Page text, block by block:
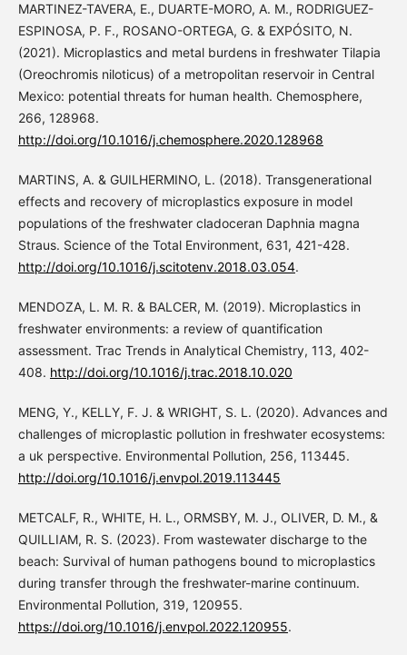
MARTINEZ-TAVERA, E., DUARTE-MORO, A. M., RODRIGUEZ-
ESPINOSA, P. F., ROSANO-ORTEGA, G. & EXPÓSITO, N.
(2021). Microplastics and metal burdens in freshwater Tilapia
(Oreochromis niloticus) of a metropolitan reservoir in Central
Mexico: potential threats for human health. Chemosphere,
266, 128968.
http://doi.org/10.1016/j.chemosphere.2020.128968
MARTINS, A. & GUILHERMINO, L. (2018). Transgenerational
effects and recovery of microplastics exposure in model
populations of the freshwater cladoceran Daphnia magna
Straus. Science of the Total Environment, 631, 421-428.
http://doi.org/10.1016/j.scitotenv.2018.03.054.
MENDOZA, L. M. R. & BALCER, M. (2019). Microplastics in
freshwater environments: a review of quantification
assessment. Trac Trends in Analytical Chemistry, 113, 402-
408. http://doi.org/10.1016/j.trac.2018.10.020
MENG, Y., KELLY, F. J. & WRIGHT, S. L. (2020). Advances and
challenges of microplastic pollution in freshwater ecosystems:
a uk perspective. Environmental Pollution, 256, 113445.
http://doi.org/10.1016/j.envpol.2019.113445
METCALF, R., WHITE, H. L., ORMSBY, M. J., OLIVER, D. M., &
QUILLIAM, R. S. (2023). From wastewater discharge to the
beach: Survival of human pathogens bound to microplastics
during transfer through the freshwater-marine continuum.
Environmental Pollution, 319, 120955.
https://doi.org/10.1016/j.envpol.2022.120955.